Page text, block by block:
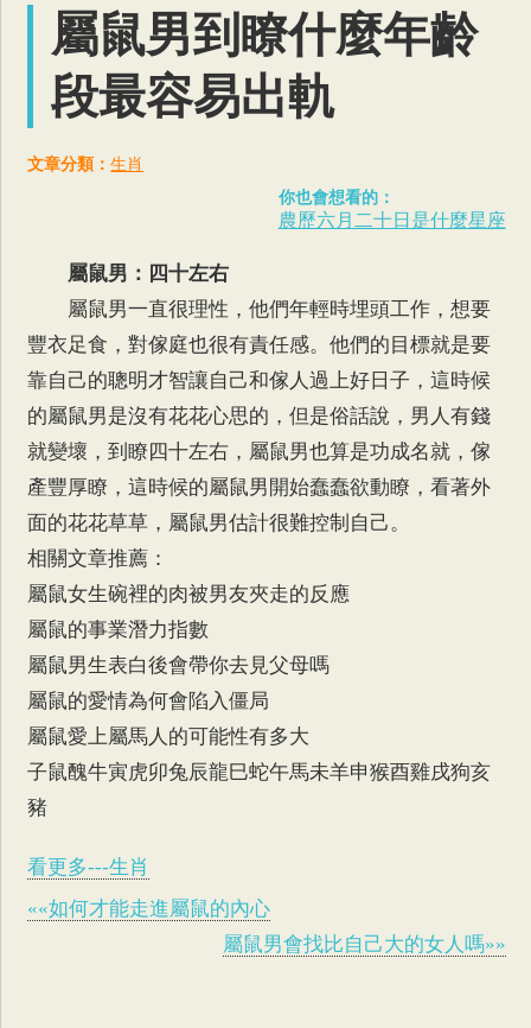
屬鼠男到瞭什麼年齡
段最容易出軌
文章分類：生肖
你也會想看的：
農歷六月二十日是什麼星座
屬鼠男 ：四十左右
屬鼠男一直很理性，他們年輕時埋頭工作，想要
豐衣足食，對傢庭也很有責任感。他們的目標就是要
靠自己的聰明才智讓自己和傢人過上好日子，這時候
的屬鼠男是沒有花花心思的，但是俗話說，男人有錢
就變壞，到瞭四十左右，屬鼠男也算是功成名就，傢
產豐厚瞭，這時候的屬鼠男開始蠢蠢欲動瞭，看著外
面的花花草草，屬鼠男估計很難控制自己。
相關文章推薦：
屬鼠女生碗裡的肉被男友夾走的反應
屬鼠的事業潛力指數
屬鼠男生表白後會帶你去見父母嗎
屬鼠的愛情為何會陷入僵局
屬鼠愛上屬馬人的可能性有多大
子鼠醜牛寅虎卯兔辰龍巳蛇午馬未羊申猴酉雞戌狗亥
豬
看更多---生肖
««如何才能走進屬鼠的內心
屬鼠男會找比自己大的女人嗎»»